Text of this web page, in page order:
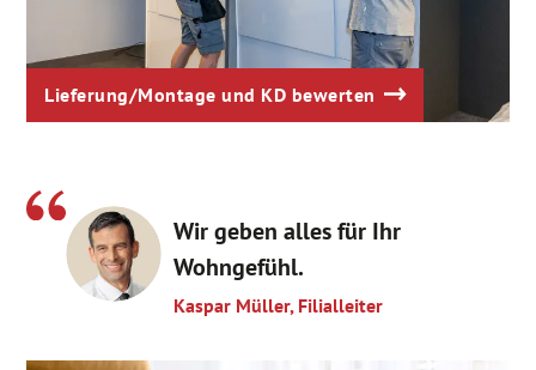
Lieferung/Montage und KD bewerten
Wir geben alles für Ihr
Wohngefühl.
Kaspar Müller, Filialleiter